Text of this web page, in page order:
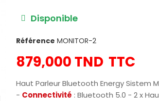
Disponible
Référence MONITOR-2
879,000 TND TTC
Haut Parleur Bluetooth Energy Sistem
- Connectivité : Bluetooth 5.0 - 2 x